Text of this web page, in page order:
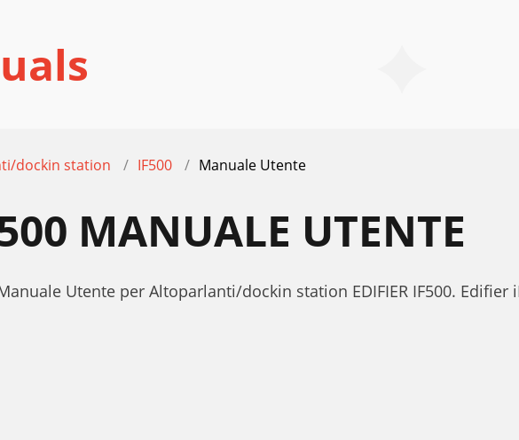
dockin station IF500 Manuale Utente
MANUALE UTENTE
Utente per Altoparlanti/dockin station EDIFIER IF500. Edifier